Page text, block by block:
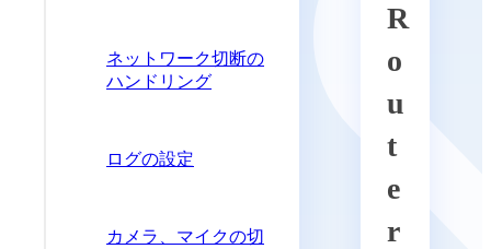
ネットワーク切断の
ハンドリング
ログの設定
カメラ、マイクの切
R
o
u
t
e
r